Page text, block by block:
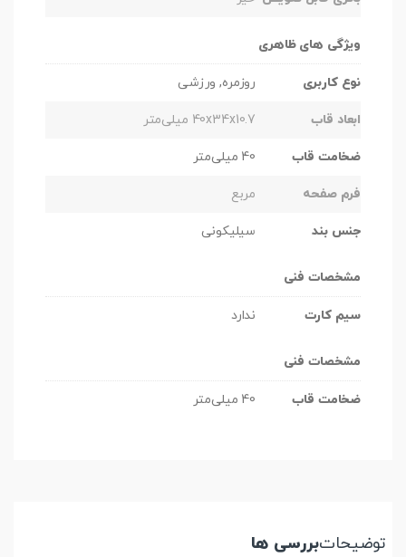
ویژگی های ظاهری
نوع کاربری روزمره, ورزشی
ابعاد قاب 40x34x10.7 میلی‌متر
ضخامت قاب 40 میلی‌متر
فرم صفحه مربع
جنس بند سیلیکونی
مشخصات فنی
سیم کارت ندارد
مشخصات فنی
ضخامت قاب 40 میلی‌متر
توضیحاتبررسی ها